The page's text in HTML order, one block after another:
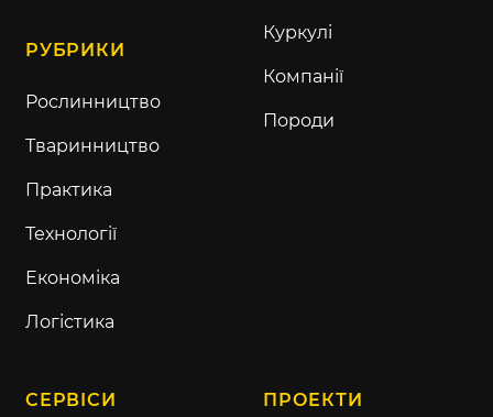
РУБРИКИ
Рослинництво
Тваринництво
Практика
Технології
Економіка
Логістика
Куркулі
Компанії
Породи
СЕРВІСИ ПРОЕКТИ